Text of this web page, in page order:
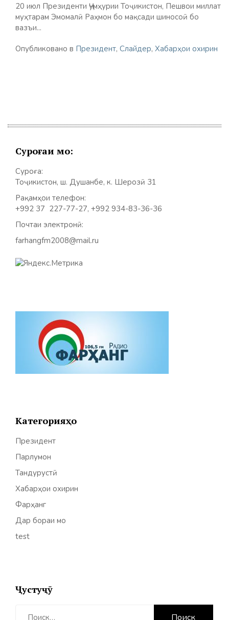
20 июл Президенти Ҷумҳурии Тоҷикистон, Пешвои миллат
муҳтарам Эмомалӣ Раҳмон бо мақсади шиносоӣ бо
вазъи...
Опубликовано в Президент, Слайдер, Хабарҳои охирин
Суроғаи мо:
Суроға:
Тоҷикистон, ш. Душанбе, к. Шерозӣ 31
Рақамҳои телефон:
+992 37 227-77-27, +992 934-83-36-36
Почтаи электронӣ:
farhangfm2008@mail.ru
Категорияҳо
Президент
Парлумон
Тандурустӣ
Хабарҳои охирин
Фарҳанг
Дар бораи мо
test
Ҷустуҷӯ